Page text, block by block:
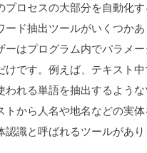
プロセスの大部分を自動化
ード抽出ツールがいくつか
ーはプログラム内でパラメ
けです。例えば、テキスト中
われる単語を抽出するよう
トから人名や地名などの実体
認識と呼ばれるツールがあり